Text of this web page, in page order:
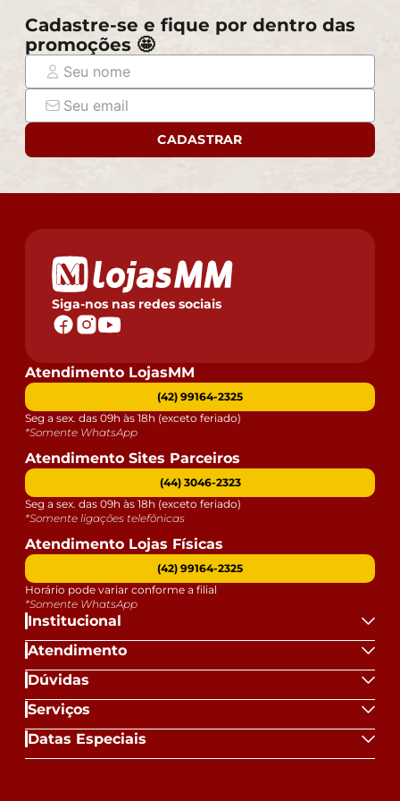
Cadastre-se e fique por dentro das
promoções 🤩
CADASTRAR
Siga-nos nas redes sociais
Institucional
Atendimento
Dúvidas
Serviços
Datas Especiais
Atendimento LojasMM
(42) 99164-2325
Seg a sex. das 09h às 18h (exceto feriado)
*Somente WhatsApp
Atendimento Sites Parceiros
(44) 3046-2323
Seg a sex. das 09h às 18h (exceto feriado)
*Somente ligações telefônicas
Atendimento Lojas Físicas
(42) 99164-2325
Horário pode variar conforme a filial
*Somente WhatsApp